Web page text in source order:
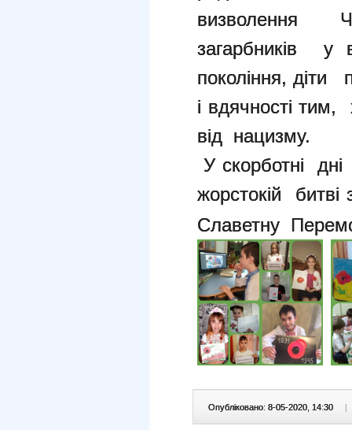
визволення
загарбників
покоління,
і вдячності
від нацизму.
У скорботні
жорстокій
Славетну
Опубліковано: 8-05-2020, 14:30 |